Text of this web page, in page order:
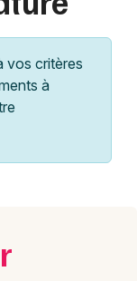
vos critères
à
moi
Effacer les dates